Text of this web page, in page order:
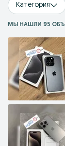
Категория
МЫ НАШЛИ 95